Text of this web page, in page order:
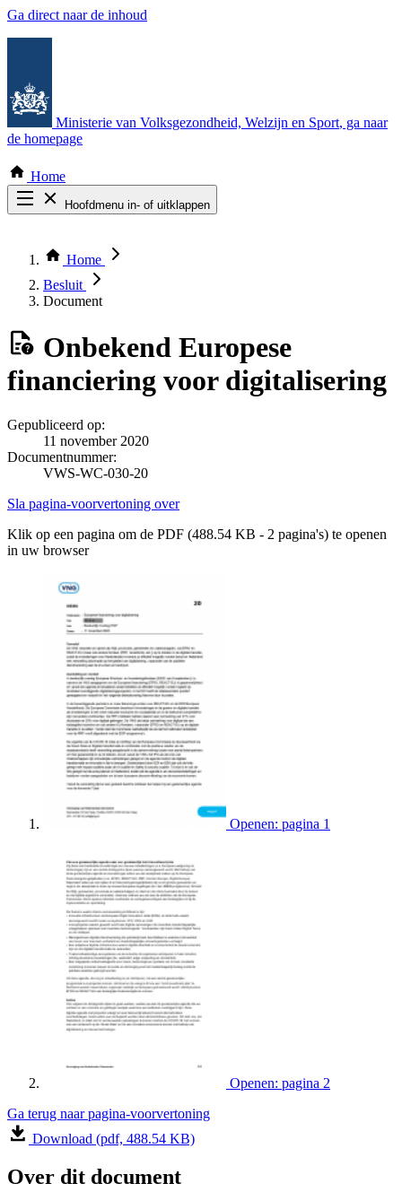
Ga direct naar de inhoud
Ministerie van Volksgezondheid, Welzijn en Sport, ga naar
de homepage
Home
Hoofdmenu in- of uitklappen
Thema COVID-19
Bekijk per bestuursorgaan
Home
Besluit
Document
Onbekend Europese
financiering voor digitalisering
Gepubliceerd op:
11 november 2020
Documentnummer:
VWS-WC-030-20
Sla pagina-voorvertoning over
Klik op een pagina om de PDF (488.54 KB - 2 pagina's) te openen
in uw browser
Openen: pagina 1
Openen: pagina 2
Ga terug naar pagina-voorvertoning
Download (pdf, 488.54 KB)
Over dit document